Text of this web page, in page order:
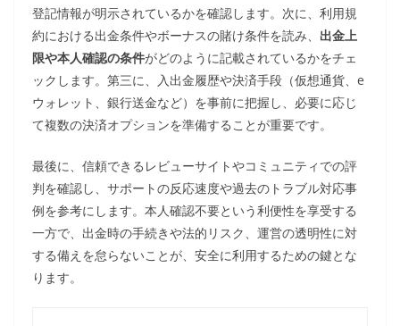
登記情報が明示されているかを確認します。次に、利用規
約における出金条件やボーナスの賭け条件を読み、 出金上
限や本人確認の条件がどのように記載されているかをチェ
ックします。第三に、入出金履歴や決済手段（仮想通貨、e
ウォレット、銀行送金など）を事前に把握し、必要に応じ
て複数の決済オプションを準備することが重要です。
最後に、信頼できるレビューサイトやコミュニティでの評
判を確認し、サポートの反応速度や過去のトラブル対応事
例を参考にします。本人確認不要という利便性を享受する
一方で、出金時の手続きや法的リスク、運営の透明性に対
する備えを怠らないことが、安全に利用するための鍵とな
ります。